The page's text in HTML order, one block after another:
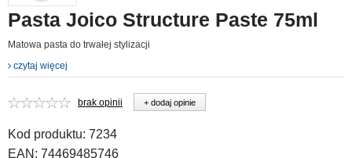
Pasta Joico Structure Paste 75ml
Matowa pasta do trwałej stylizacji
czytaj więcej
brak opinii + dodaj opinie
Kod produktu: 7234
EAN: 74469485746